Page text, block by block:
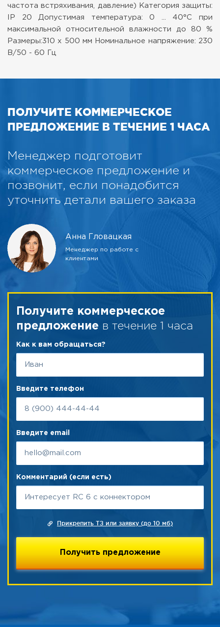
частота встряхивания, давление) Категория защиты:
IP 20 Допустимая температура: 0 ... 40°C при
максимальной относительной влажности до 80 %
Размеры:310 x 500 мм Номинальное напряжение: 230
В/50 - 60 Гц
ПОЛУЧИТЕ КОММЕРЧЕСКОЕ
ПРЕДЛОЖЕНИЕ В ТЕЧЕНИЕ 1 ЧАСА
Менеджер подготовит
коммерческое предложение и
позвонит, если понадобится
уточнить детали вашего заказа
Анна Гловацкая
Менеджер по работе с
клиентами
Получите коммерческое
предложение в течение 1 часа
Как к вам обращаться?
Введите телефон
Введите email
Комментарий (если есть)
Прикрепить ТЗ или заявку (до 10 мб)